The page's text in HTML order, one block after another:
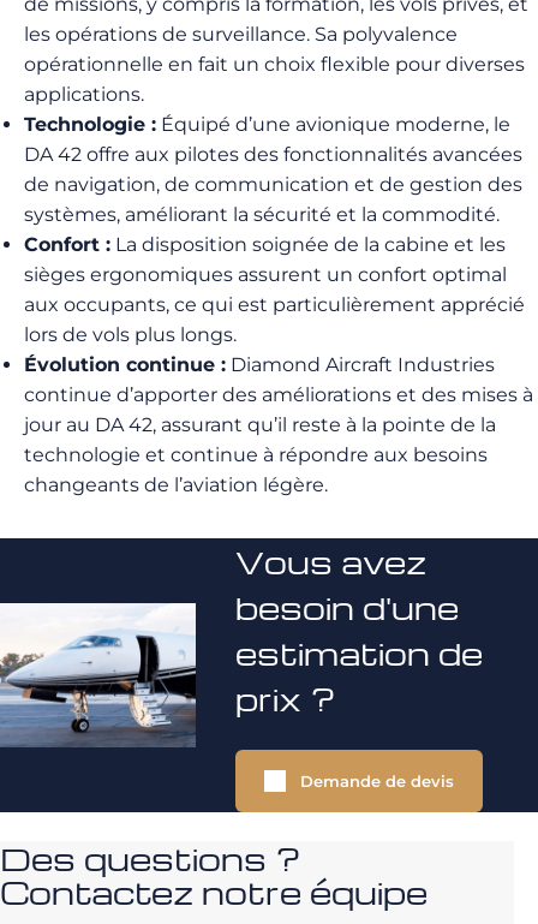
les opérations de surveillance. Sa polyvalence
opérationnelle en fait un choix flexible pour diverses
applications.
Technologie : Équipé d’une avionique moderne, le
DA 42 offre aux pilotes des fonctionnalités avancées
de navigation, de communication et de gestion des
systèmes, améliorant la sécurité et la commodité.
Confort : La disposition soignée de la cabine et les
sièges ergonomiques assurent un confort optimal
aux occupants, ce qui est particulièrement apprécié
lors de vols plus longs.
Évolution continue : Diamond Aircraft Industries
continue d’apporter des améliorations et des mises à
jour au DA 42, assurant qu’il reste à la pointe de la
technologie et continue à répondre aux besoins
changeants de l’aviation légère.
Vous avez
besoin d'une
estimation de
prix ?
Demande de devis
Des questions ?
Contactez notre équipe